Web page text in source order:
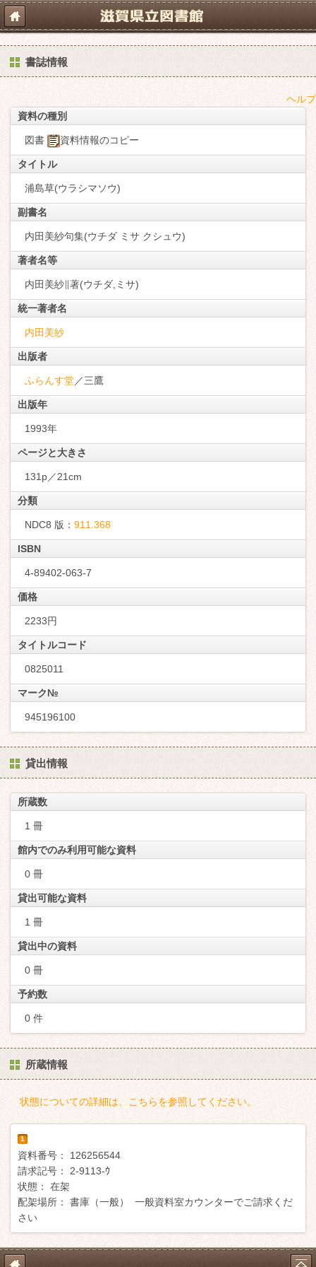
書誌情報
ヘルプ
資料の種別
図書 資料情報のコピー
タイトル
浦島草(ウラシマソウ)
副書名
内田美紗句集(ウチダ ミサ クシュウ)
著者名等
内田美紗∥著(ウチダ,ミサ)
統一著者名
内田美紗
出版者
ふらんす堂／三鷹
出版年
1993年
ページと大きさ
131p／21cm
分類
NDC8 版： 911.368
ISBN
4-89402-063-7
価格
2233円
タイトルコード
0825011
マーク№
945196100
貸出情報
所蔵数
1 冊
館内でのみ利用可能な資料
0 冊
貸出可能な資料
1 冊
貸出中の資料
0 冊
予約数
0 件
所蔵情報
状態についての詳細は、こちらを参照してください。
1
資料番号：
126256544
請求記号：
2-9113-ｳ
状態：
在架
配架場所：
書庫（一般） 一般資料室カウンターでご請求くだ
さい